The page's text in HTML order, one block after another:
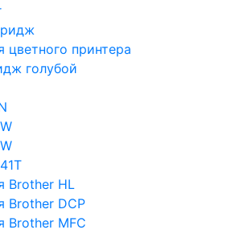
цветного принтера
голубой
Brother HL
Brother DCP
Brother MFC